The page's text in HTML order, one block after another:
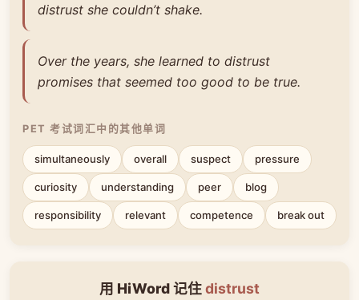
distrust she couldn’t shake.
Over the years, she learned to distrust
promises that seemed too good to be true.
PET 考试词汇中的其他单词
simultaneously overall suspect pressure
curiosity understanding peer blog
responsibility relevant competence break out
用 HiWord 记住distrust